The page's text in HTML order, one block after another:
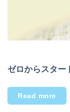
ゼロからスター
Read more